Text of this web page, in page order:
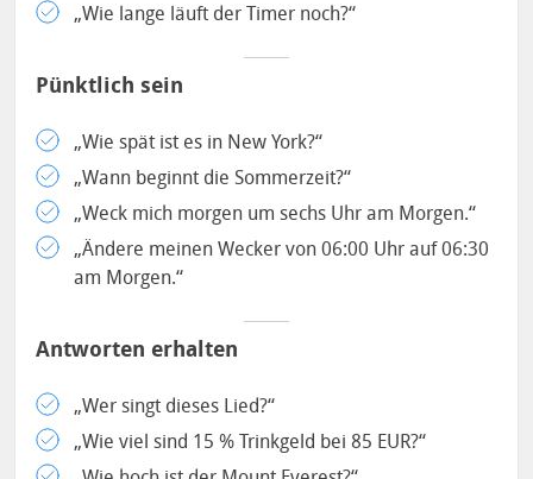
„Wie lange läuft der Timer noch?“
Pünktlich sein
„Wie spät ist es in New York?“
„Wann beginnt die Sommerzeit?“
„Weck mich morgen um sechs Uhr am Morgen.“
„Ändere meinen Wecker von 06:00 Uhr auf 06:30
am Morgen.“
Antworten erhalten
„Wer singt dieses Lied?“
„Wie viel sind 15 % Trinkgeld bei 85 EUR?“